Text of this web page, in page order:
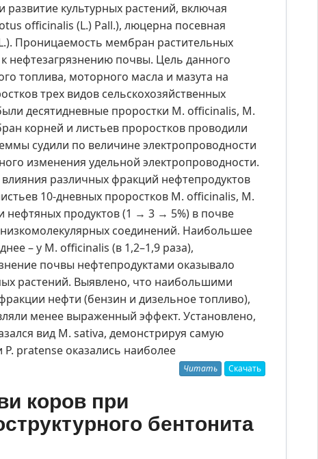
развитие культурных растений, включая
officinalis (L.) Pall.), люцерна посевная
Проницаемость мембран растительных
нефтезагрязнению почвы. Цель данного
топлива, моторного масла и мазута на
трех видов сельскохозяйственных
десятидневные проростки M. officinalis, M.
корней и листьев проростков проводили
судили по величине электропроводности
изменения удельной электропроводности.
различных фракций нефтепродуктов
10-дневных проростков M. officinalis, M.
нефтяных продуктов (1 → 3 → 5%) в почве
соединений. Наибольшее
– у M. officinalis (в 1,2–1,9 раза),
почвы нефтепродуктами оказывало
растений. Выявлено, что наибольшими
нефти (бензин и дизельное топливо),
менее выраженный эффект. Установлено,
вид M. sativa, демонстрируя самую
pratense оказались наиболее
Читать Скачать
коров при
бентонита